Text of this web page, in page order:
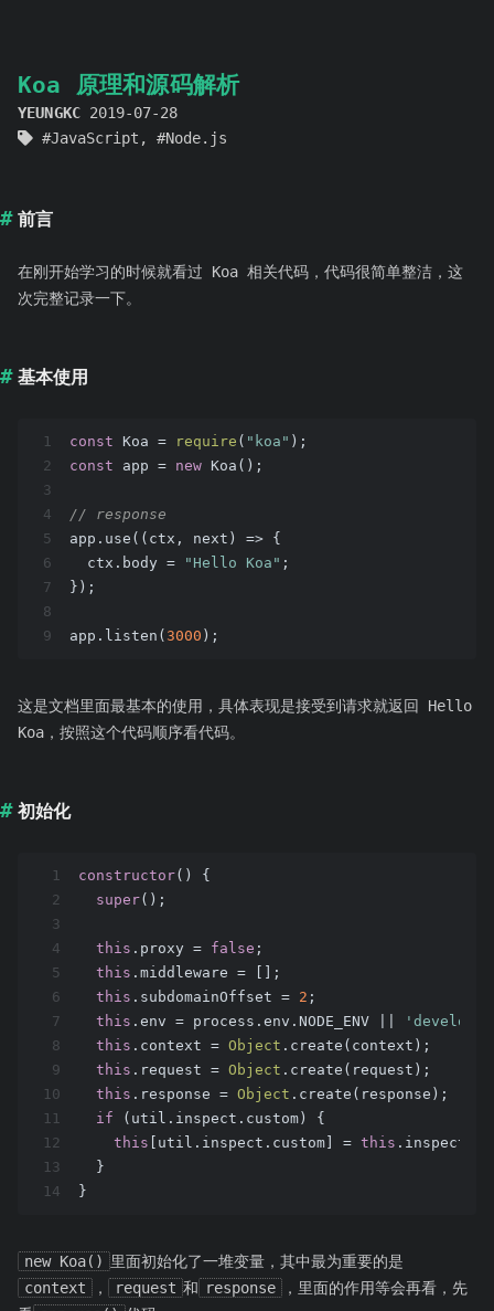
Koa 原理和源码解析
YEUNGKC 2019-07-28
JavaScript , Node.js
前言
在刚开始学习的时候就看过 Koa 相关代码，代码很简单整洁，这
次完整记录一下。
基本使用
1
2
3
4
5
6
7
8
9
const Koa = require ( "koa" );
const app = new Koa();
// response
app.use( ( ctx, next ) => {
  ctx.body =
"Hello Koa" ;
});
app.listen( 3000 );
这是文档里面最基本的使用，具体表现是接受到请求就返回 Hello
Koa，按照这个代码顺序看代码。
初始化
1
2
3
4
5
6
7
8
9
10
11
12
13
14
constructor() {
super();
this .proxy = false ;
this .middleware = [];
this .subdomainOffset = 2 ;
this .env = process.env.NODE_ENV ||
this .context = Object .create(context);
this .request = Object .create(request);
this .response = Object .create(response);
if (util.inspect.custom) {
this [util.inspect.custom] = this .inspect;
  }
}
new Koa() 里面初始化了一堆变量，其中最为重要的是
context
， request 和 response
，里面的作用等会再看，先